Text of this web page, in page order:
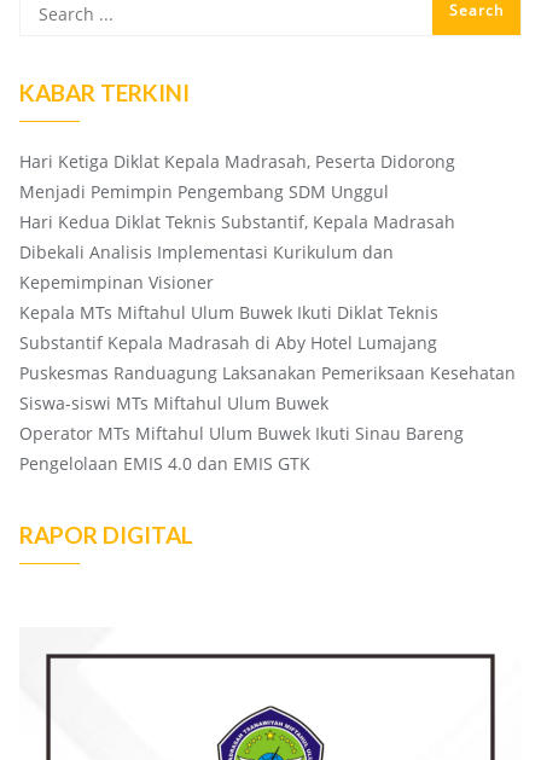
KABAR TERKINI
Hari Ketiga Diklat Kepala Madrasah, Peserta Didorong
Menjadi Pemimpin Pengembang SDM Unggul
Hari Kedua Diklat Teknis Substantif, Kepala Madrasah
Dibekali Analisis Implementasi Kurikulum dan
Kepemimpinan Visioner
Kepala MTs Miftahul Ulum Buwek Ikuti Diklat Teknis
Substantif Kepala Madrasah di Aby Hotel Lumajang
Puskesmas Randuagung Laksanakan Pemeriksaan Kesehatan
Siswa-siswi MTs Miftahul Ulum Buwek
Operator MTs Miftahul Ulum Buwek Ikuti Sinau Bareng
Pengelolaan EMIS 4.0 dan EMIS GTK
RAPOR DIGITAL